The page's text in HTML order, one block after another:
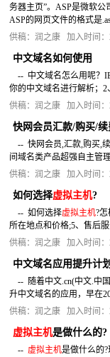
务器主页”。ASP是微软
ASP的网页文件的格式是
供稿：润之康 加入时间：
中文域名如何使用
-- 中文域名怎么用呢？
你的中文域名进行解析；
供稿：润之康 加入时间：
快网会员汇款/购买/
-- 快网会员,汇款,购买,
间域名类产品超强自主管理
供稿：润之康 加入时间：
如何选择虚拟主机?
-- 如何选择虚拟主机?
所在地点和价格;5、售后
供稿：润之康 加入时间：
中文域名应用提升计
-- 随着中文.cn(中文.中
升中文域名的应用，早在
供稿：润之康 加入时间：
虚拟主机是做什么的?
-- 虚拟主机是做什么的